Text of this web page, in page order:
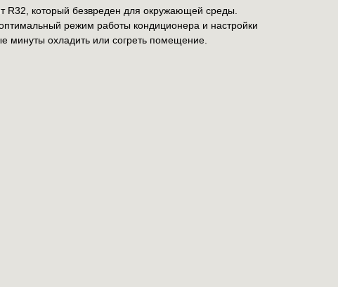
R32, который безвреден для окружающей среды.
режим работы кондиционера и настройки
минуты охладить или согреть помещение.